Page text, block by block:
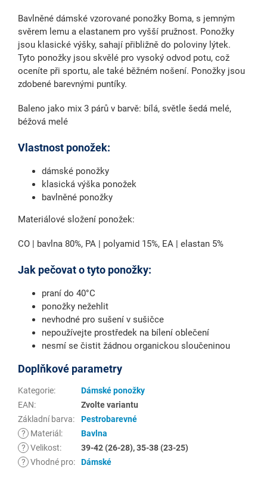
Bavlněné dámské vzorované ponožky Boma, s jemným
svěrem lemu a elastanem pro vyšší pružnost. Ponožky
jsou klasické výšky, sahají přibližně do poloviny lýtek.
Tyto ponožky jsou skvělé pro vysoký odvod potu, což
oceníte při sportu, ale také běžném nošení. Ponožky jsou
zdobené barevnými puntíky.
Baleno jako mix 3 párů v barvě: bílá, světle šedá melé,
béžová melé
Vlastnost ponožek:
dámské ponožky
klasická výška ponožek
bavlněné ponožky
Materiálové složení ponožek:
CO | bavlna 80%, PA | polyamid 15%, EA | elastan 5%
Jak pečovat o tyto ponožky:
praní do 40°C
ponožky nežehlit
nevhodné pro sušení v sušičce
nepoužívejte prostředek na bílení oblečení
nesmí se čistit žádnou organickou sloučeninou
Doplňkové parametry
Kategorie:
Dámské ponožky
EAN:
Zvolte variantu
Základní barva:
Pestrobarevné
?
Materiál :
Bavlna
? Velikost:
39-42 (26-28), 35-38 (23-25)
? Vhodné pro: Dámské